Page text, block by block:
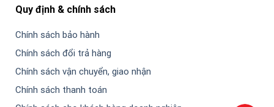
Quy định & chính sách
Chính sách bảo hành
Chính sách đổi trả hàng
Chính sách vận chuyển, giao nhận
Chính sách thanh toán